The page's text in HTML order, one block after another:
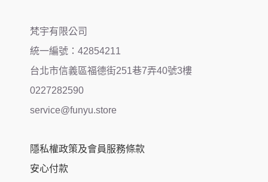
梵宇有限公司
統一編號：42854211
台北市信義區福德街251巷7弄40號3樓
0227282590
service@funyu.store
隱私權政策及會員服務條款
安心付款